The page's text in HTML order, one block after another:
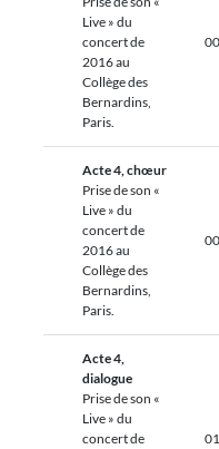
Live » du
concert de
2016 au
Collège des
Bernardins,
Paris.
Acte 4, chœur
Prise de son «
Live » du
concert de
2016 au
Collège des
Bernardins,
Paris.
Acte 4,
dialogue
Prise de son «
Live » du
concert de